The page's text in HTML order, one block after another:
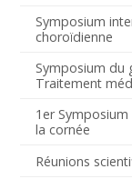
Symposium
choroïdienne
Symposium du
Traitement
1er
la cornée
Réunions